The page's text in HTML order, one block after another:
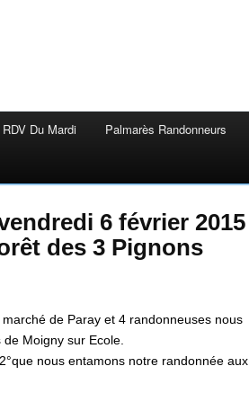
Du Mardi Palmarès Randonneurs
6 février 2015
des 3 Pignons
de Paray et 4 randonneuses nous
Moigny sur Ecole.
nous entamons notre randonnée aux